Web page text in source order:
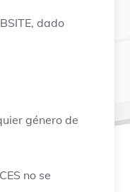
dado
género de
no se